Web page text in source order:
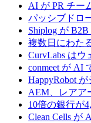
AI が PR チー
パッシブドロ
Shiplog が
複数日にわた
CurvLabs は
conmeet が AI
HappyRobot
AEM、レアア
10倍の銀行が
Clean Cells が